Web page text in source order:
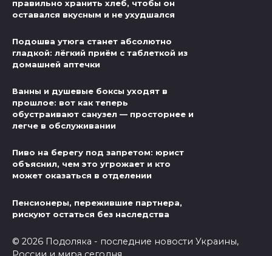
правильно хранить хлеб, чтобы он
оставался вкусным и не ухудшался
Подошва утюга станет абсолютно
гладкой: лёгкий приём с таблеткой из
домашней аптечки
Ванны и душевые боксы уходят в
прошлое: вот как теперь
обустраивают санузел — просторнее и
легче в обслуживании
Пиво на берегу под запретом: юрист
объяснил, чем это угрожает и кто
может оказаться в отделении
Пенсионеры, пережившие партнера,
рискуют остаться без наследства
© 2026 Подоляка - последние новости Украины,